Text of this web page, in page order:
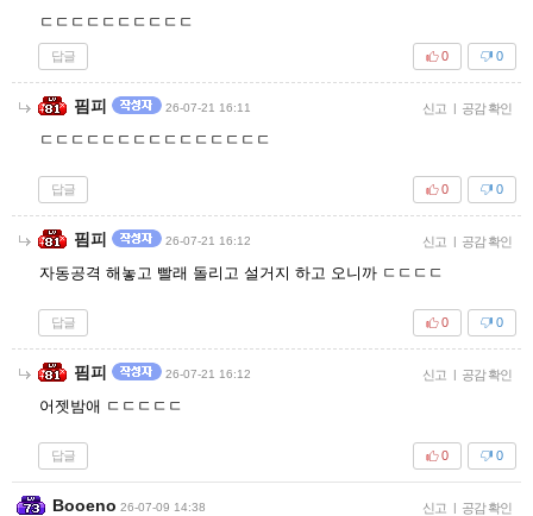
ㄷㄷㄷㄷㄷㄷㄷㄷㄷㄷ
답글 0
0
핌피 26-07-21 16:11 신고 | 공감 확인
ㄷㄷㄷㄷㄷㄷㄷㄷㄷㄷㄷㄷㄷㄷㄷ
답글 0
0
핌피 26-07-21 16:12 신고 | 공감 확인
자동공격 해놓고 빨래 돌리고 설거지 하고 오니까 ㄷㄷㄷㄷ
답글 0
0
핌피 26-07-21 16:12 신고 | 공감 확인
어젯밤애 ㄷㄷㄷㄷㄷ
답글 0
0
Booeno 26-07-09 14:38 신고 | 공감 확인